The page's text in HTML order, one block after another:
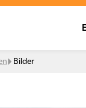
Bilder